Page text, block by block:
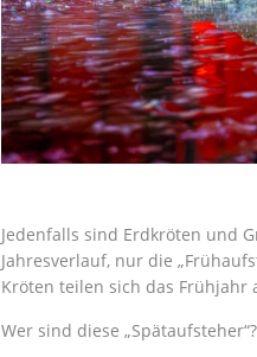
Jedenfalls sind Erdkröten und
Jahresverlauf, nur die
Kröten teilen sich das Frühjahr
Wer sind diese „Spätaufsteher“?